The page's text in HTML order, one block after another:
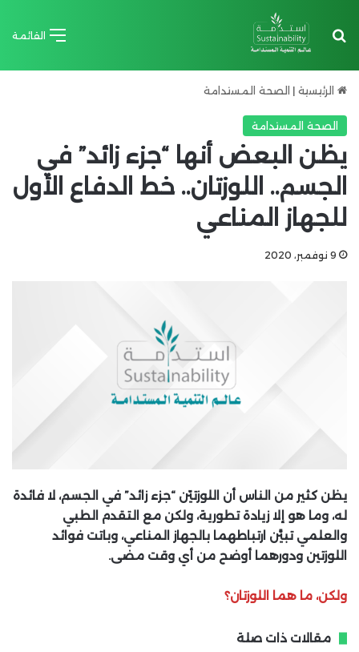
القائمة بحث عن
الرئيسية | الصحة المستدامة
الصحة المستدامة
يظن البعض أنها “جزء زائد” في
الجسم.. اللوزتان.. خط الدفاع الأول
للجهاز المناعي
9 نوفمبر، 2020
يظن كثير من الناس أن اللوزتيّن “جزء زائد” في الجسم، لا فائدة
له، وما هو إلا زيادة تطورية، ولكن مع التقدم الطبي
والعلمي تبيَّن ارتباطهما بالجهاز المناعي، وباتت فوائد
اللوزتين ودورهما أوضح من أي وقت مضى.
ولكن، ما هما اللوزتان؟
مقالات ذات صلة